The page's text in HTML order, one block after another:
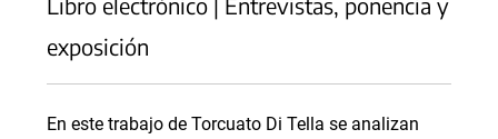
exposición
En este trabajo de Torcuato Di Tella se analizan